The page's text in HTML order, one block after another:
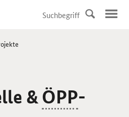
& ÖPP-